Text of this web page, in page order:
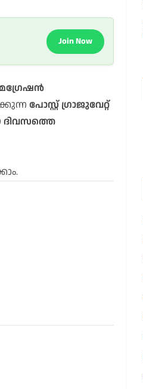
Join Now
പോസ്റ്റ് ഗ്രാജുവേറ്റ്
ദിവസത്തെ